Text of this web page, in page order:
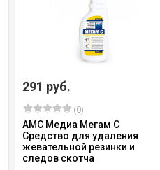
291 руб.
(0)
АМС Медиа Мегам С
Средство для удаления
жевательной резинки и
следов скотча